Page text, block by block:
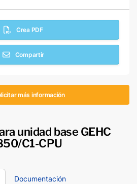
Crea PDF
Compartir
más información
unidad base GEHC
C1-CPU
Documentación